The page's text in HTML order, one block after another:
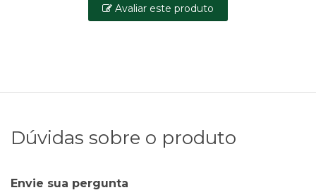
Avaliar este produto
Dúvidas sobre o produto
Envie sua pergunta